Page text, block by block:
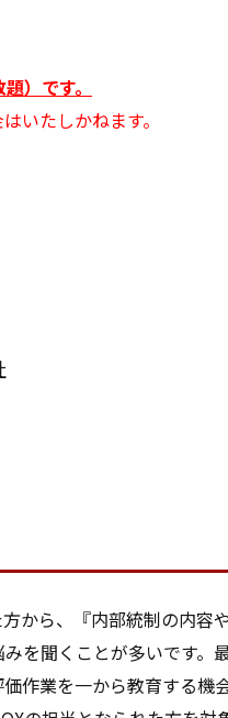
）です。
いたしかねます。
から、『内部統制の内
を聞くことが多いです
作業を一から教育する機